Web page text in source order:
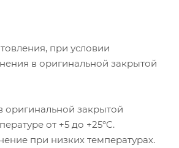
при условии
в оригинальной закрытой
оригинальной закрытой
от +5 до +25°C.
при низких температурах.